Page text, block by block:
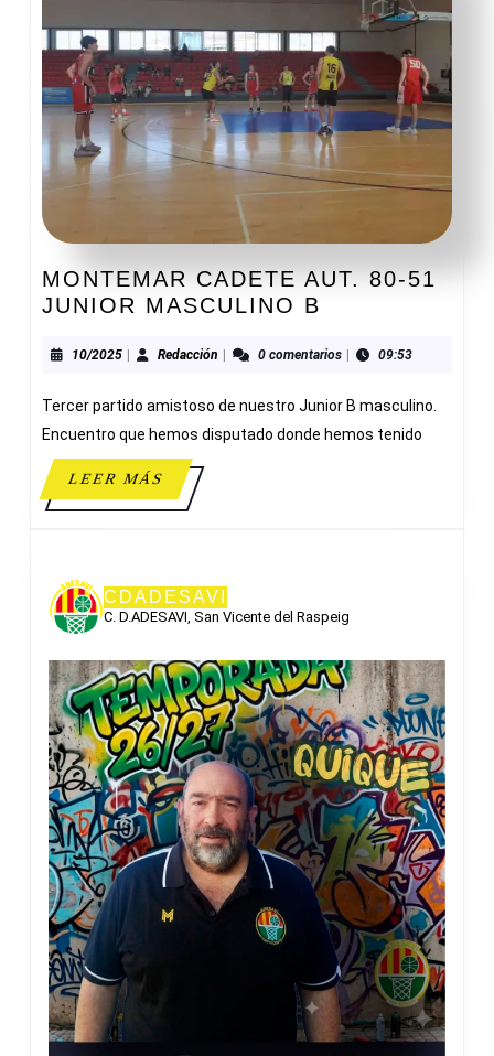
MONTEMAR CADETE AUT. 80-51
JUNIOR MASCULINO B
AUT.
51
JUNIOR
10/202510/2025Redacción Redacción0 comentarios 09:53
Tercer partido amistoso de nuestro Junior B masculino.
Encuentro que hemos disputado donde hemos tenido
LEER MÁSLEER
MÁS
CDADESAVI
C. D.ADESAVI, San Vicente del Raspeig